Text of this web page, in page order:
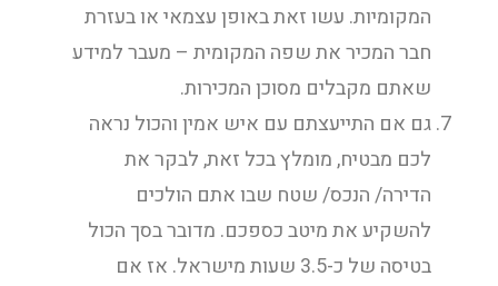
המקומיות. עשו זאת באופן עצמאי או בעזרת
חבר המכיר את שפה המקומית – מעבר למידע
שאתם מקבלים מסוכן המכירות.
גם אם התייעצתם עם איש אמין והכול נראה
לכם מבטיח, מומלץ בכל זאת, לבקר את
הדירה/ הנכס/ שטח שבו אתם הולכים
להשקיע את מיטב כספכם. מדובר בסך הכול
בטיסה של כ-3.5 שעות מישראל. אז אם